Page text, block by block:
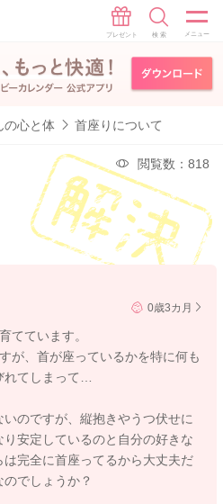
の心と体 首座りについて
閲覧数：818
0歳3カ月
てています。
が、首が座っているかを特に何も
てしまって…
のですが、縦抱きやうつ伏せに
安定しているのと自分の好きな
完全に首座ってるから大丈夫だ
でしょうか？